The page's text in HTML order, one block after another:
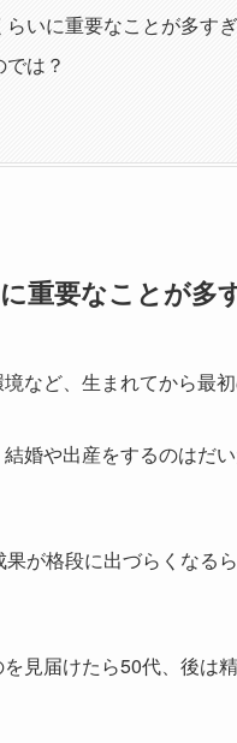
いに重要なことが多す
は？
重要なことが多
など、生まれてから最
婚や出産をするのはだ
が格段に出づらくなる
見届けたら50代、後は